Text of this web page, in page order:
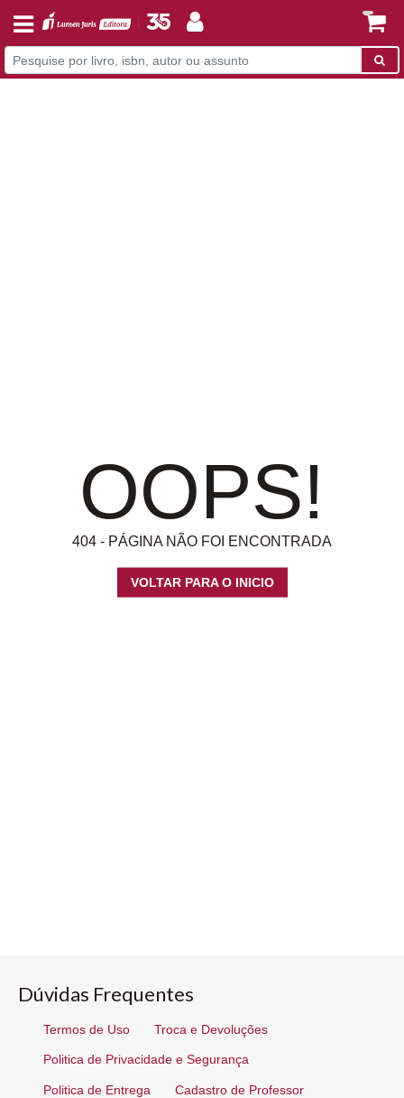
OOPS!
404 - PÁGINA NÃO FOI ENCONTRADA
VOLTAR PARA O INICIO
Dúvidas Frequentes
Termos de Uso Troca e Devoluções
Politica de Privacidade e Segurança
Politica de Entrega Cadastro de Professor